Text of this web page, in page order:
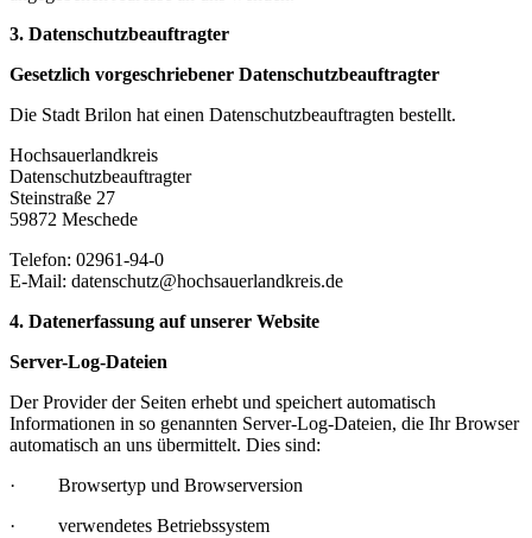
3. Datenschutzbeauftragter
Gesetzlich vorgeschriebener Datenschutzbeauftragter
Die Stadt Brilon hat einen Datenschutzbeauftragten bestellt.
Hochsauerlandkreis
Datenschutzbeauftragter
Steinstraße 27
59872 Meschede
Telefon: 02961-94-0
E-Mail: datenschutz@hochsauerlandkreis.de
4. Datenerfassung auf unserer Website
Server-Log-Dateien
Der Provider der Seiten erhebt und speichert automatisch
Informationen in so genannten Server-Log-Dateien, die Ihr Browser
automatisch an uns übermittelt. Dies sind:
· Browsertyp und Browserversion
· verwendetes Betriebssystem